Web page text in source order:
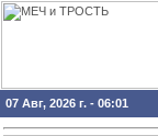
07 Авг, 2026 г. - 06:01